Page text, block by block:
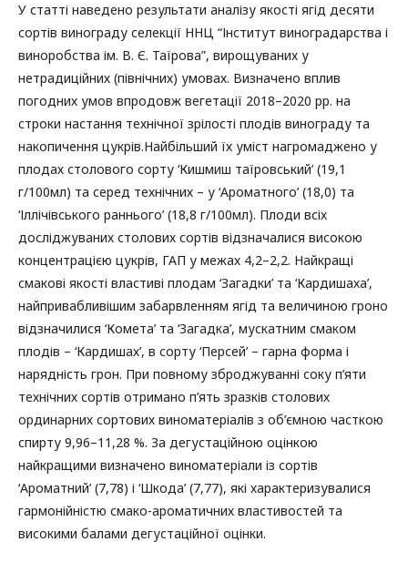
У статті наведено результати аналізу якості ягід десяти
сортів винограду селекції ННЦ “Інститут виноградарства і
виноробства ім. В. Є. Таїрова”, вирощуваних у
нетрадиційних (північних) умовах. Визначено вплив
погодних умов впродовж вегетації 2018–2020 рр. на
строки настання технічної зрілості плодів винограду та
накопичення цукрів.Найбільший їх уміст нагромаджено у
плодах столового сорту ‘Кишмиш таїровський’ (19,1
г/100мл) та серед технічних – у ‘Ароматного’ (18,0) та
‘Іллічівського раннього’ (18,8 г/100мл). Плоди всіх
досліджуваних столових сортів відзначалися високою
концентрацією цукрів, ГАП у межах 4,2–2,2. Найкращі
смакові якості властиві плодам ‘Загадки’ та ‘Кардишаха’,
найпривабливішим забарвленням ягід та величиною гроно
відзначилися ‘Комета’ та ‘Загадка’, мускатним смаком
плодів – ‘Кардишах’, в сорту ‘Персей’ – гарна форма і
нарядність грон. При повному зброджуванні соку п’яти
технічних сортів отримано п’ять зразків столових
ординарних сортових виноматеріалів з об’ємною часткою
спирту 9,96–11,28 %. За дегустаційною оцінкою
найкращими визначено виноматеріали із сортів
‘Ароматний’ (7,78) і ‘Шкода’ (7,77), які характеризувалися
гармонійністю смако-ароматичних властивостей та
високими балами дегустаційної оцінки.